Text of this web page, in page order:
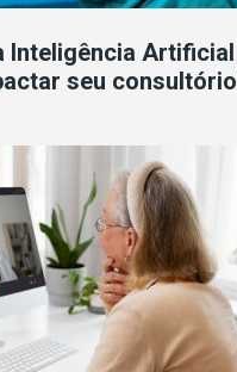
Inteligência
seu